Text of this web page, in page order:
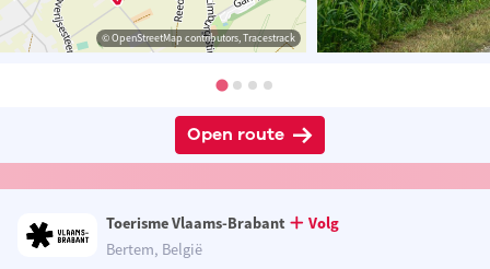
© OpenStreetMap contributors, Tracestrack
Open route
Toerisme Vlaams-Brabant
Volg
Bertem, België